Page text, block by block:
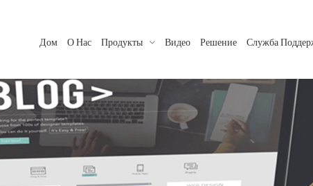
Дом О Нас Продукты Видео Решение Служба